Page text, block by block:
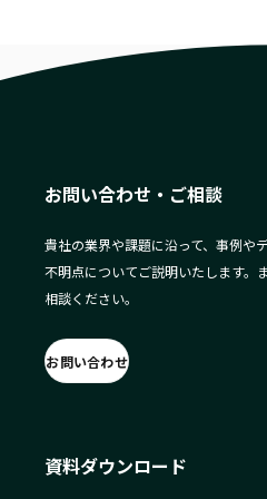
お問い合わせ・ご相談
貴社の業界や課題に沿って、事例や
不明点についてご説明いたします。
相談ください。
お問い合わせ
資料ダウンロード